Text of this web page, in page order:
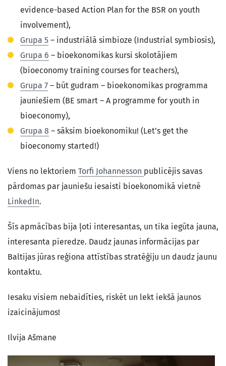
evidence-based Action Plan for the BSR on youth
involvement),
Grupa 5 – industriālā simbioze (Industrial symbiosis),
Grupa 6 – bioekonomikas kursi skolotājiem
(bioeconomy training courses for teachers),
Grupa 7 – būt gudram – bioekonomikas programma
jauniešiem (BE smart – A programme for youth in
bioeconomy),
Grupa 8 – sāksim bioekonomiku! (Let’s get the
bioeconomy started!)
Viens no lektoriem Torfi Johannesson publicējis savas
pārdomas par jauniešu iesaisti bioekonomikā vietnē
LinkedIn.
Šīs apmācības bija ļoti interesantas, un tika iegūta jauna,
interesanta pieredze. Daudz jaunas informācijas par
Baltijas jūras reģiona attīstības stratēģiju un daudz jaunu
kontaktu.
Iesaku visiem nebaidīties, riskēt un lekt iekšā jaunos
izaicinājumos!
Ilvija Ašmane